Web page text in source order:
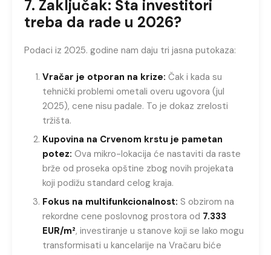
7. Zaključak: Šta investitori
treba da rade u 2026?
Podaci iz 2025. godine nam daju tri jasna putokaza:
Vračar je otporan na krize: Čak i kada su
tehnički problemi ometali overu ugovora (jul
2025), cene nisu padale. To je dokaz zrelosti
tržišta.
Kupovina na Crvenom krstu je pametan
potez: Ova mikro-lokacija će nastaviti da raste
brže od proseka opštine zbog novih projekata
koji podižu standard celog kraja.
Fokus na multifunkcionalnost: S obzirom na
rekordne cene poslovnog prostora od 7.333
EUR/m², investiranje u stanove koji se lako mogu
transformisati u kancelarije na Vračaru biće